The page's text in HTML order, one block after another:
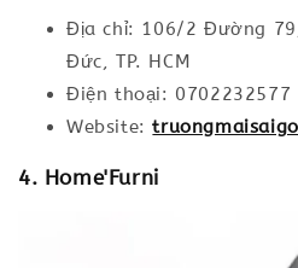
Địa chỉ: 106/2 Đường
Đức, TP. HCM
Điện thoại: 0702232577
Website:
4. Home'Furni